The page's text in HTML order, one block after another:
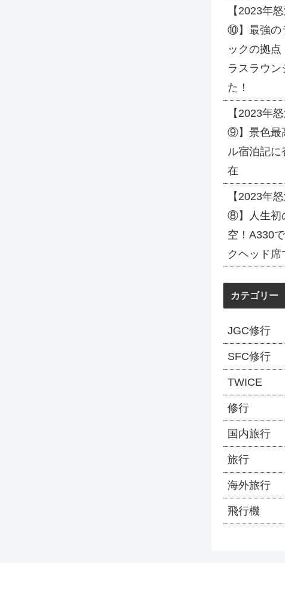
【2023年
⑩】最強の
ックの拠
ラスラウ
た！
【2023年
⑨】景色最
ル宿泊記
在
【2023年
⑧】人生初
空！A330
クヘッド席
カテゴリー
JGC修行
SFC修行
TWICE
修行
国内旅行
旅行
海外旅行
飛行機